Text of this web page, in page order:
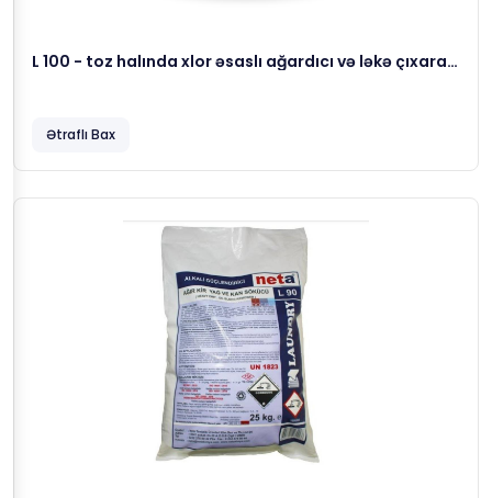
L 100 - toz halında xlor əsaslı ağardıcı və ləkə çıxaran
Ətraflı Bax